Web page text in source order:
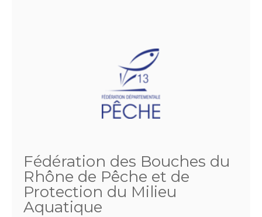
Fédération des Bouches du
Rhône de Pêche et de
Protection du Milieu
Aquatique